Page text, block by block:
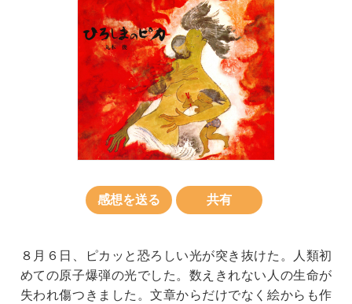
感想を送る 共有
８月６日、ピカッと恐ろしい光が突き抜けた。人類初
めての原子爆弾の光でした。数えきれない人の生命が
失われ傷つきました。文章からだけでなく絵からも作